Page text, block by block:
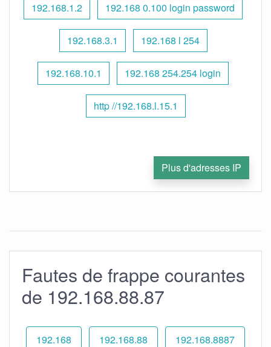
192.168.1.2 192.168 0.100 login password
192.168.3.1 192.168 l 254
192.168.10.1 192.168 254.254 login
http //192.168.l.15.1
Plus d'adresses IP
Fautes de frappe courantes
de 192.168.88.87
192.168 192.168.88 192.168.8887